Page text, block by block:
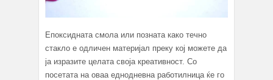
Епоксидната смола или позната како течно
стакло е одличен материјал преку кој можете да
ја изразите целата своја креативност. Со
посетата на оваа еднодневна работилница ќе го